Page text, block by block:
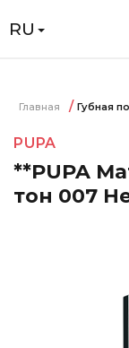
RU
Главная Губная
PUPA
**PUPA
тон 007